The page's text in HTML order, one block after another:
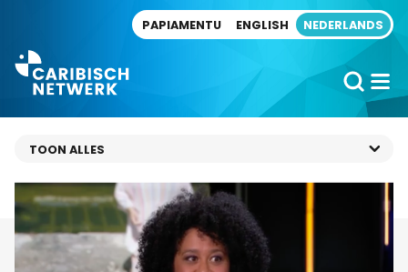
PAPIAMENTU ENGLISH NEDERLANDS